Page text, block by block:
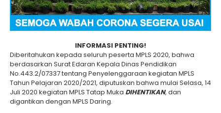
INFORMASI PENTING!
Diberitahukan kepada seluruh peserta MPLS 2020, bahwa
berdasarkan Surat Edaran Kepala Dinas Pendidikan
No.443.2/07337 tentang Penyelenggaraan kegiatan MPLS
Tahun Pelajaran 2020/2021, diputuskan bahwa mulai Selasa, 14
Juli 2020 kegiatan MPLS Tatap Muka DIHENTIKAN, dan
digantikan dengan MPLS Daring.